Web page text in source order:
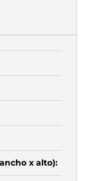
x alto):